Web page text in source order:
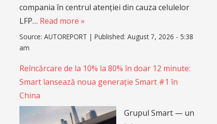
compania în centrul atenției din cauza celulelor
LFP… Read more »
Source: AUTOREPORT | Published: August 7, 2026 - 5:38
am
Reîncărcare de la 10% la 80% în doar 12 minute:
Smart lansează noua generație Smart #1 în
China
Grupul Smart — un